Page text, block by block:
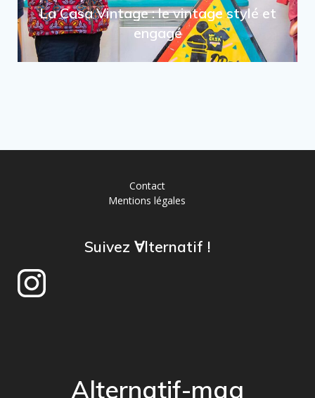
La Casa Vintage : le vintage stylé et
engagé
Contact
Mentions légales
Suivez ∀lternatif !
Alternatif-mag